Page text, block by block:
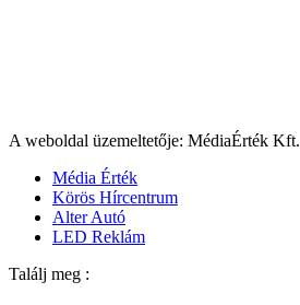
A weboldal üzemeltetője: MédiaÉrték Kft.
Média Érték
Körös Hírcentrum
Alter Autó
LED Reklám
Találj meg :